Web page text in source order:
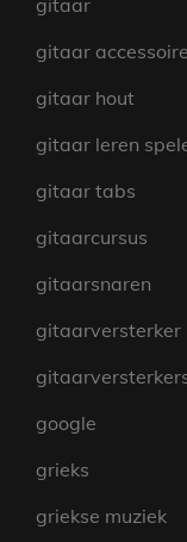
gitaar
gitaar
gitaar hout
gitaar leren
gitaar tabs
gitaarcursus
gitaarsnaren
gitaarversterker
google
grieks
griekse muziek